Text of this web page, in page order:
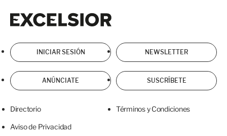
INICIAR SESIÓN NEWSLETTER
ANÚNCIATE SUSCRÍBETE
Directorio Términos y Condiciones
Aviso de Privacidad